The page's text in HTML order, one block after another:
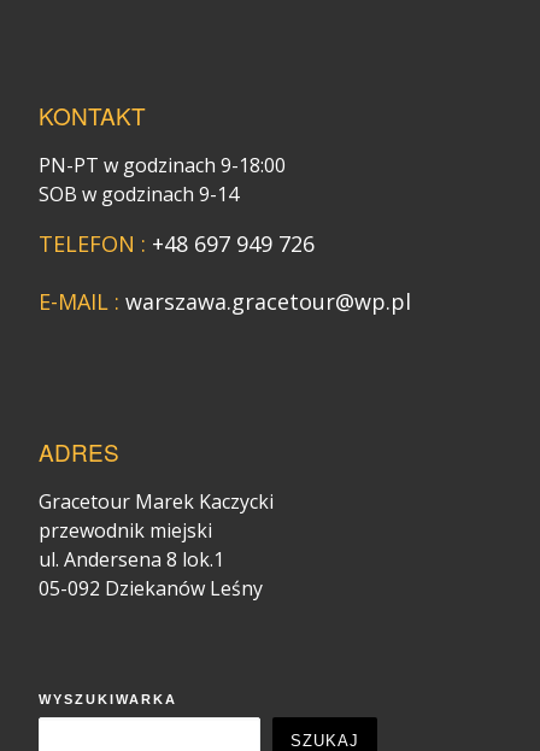
KONTAKT
PN-PT w godzinach 9-18:00
SOB w godzinach 9-14
TELEFON : +48 697 949 726
E-MAIL : warszawa.gracetour@wp.pl
ADRES
Gracetour Marek Kaczycki
przewodnik miejski
ul. Andersena 8 lok.1
05-092 Dziekanów Leśny
WYSZUKIWARKA
SZUKAJ